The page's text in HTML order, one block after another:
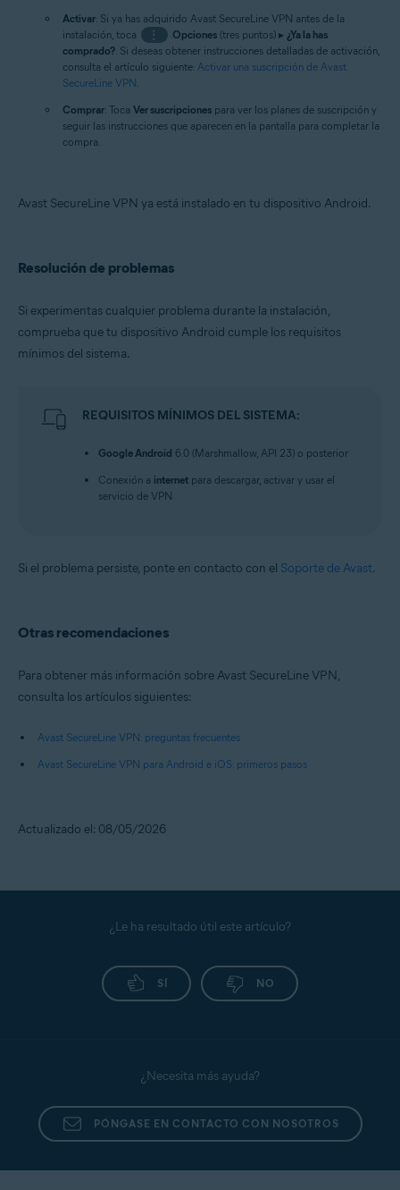
Activar: Si ya has adquirido Avast SecureLine VPN antes de la
instalación, toca
⋮ Opciones(tres puntos) ▸ ¿Ya la has
comprado? . Si deseas obtener instrucciones detalladas de activación,
consulta el artículo siguiente: Activar una suscripción de Avast
SecureLine VPN
Comprar: Toca Ver suscripciones para ver los planes de suscripción y
seguir las instrucciones que aparecen en la pantalla para completar la
compra.
Avast SecureLine VPN ya está instalado en tu dispositivo Android.
Resolución de problemas
Si experimentas cualquier problema durante la instalación,
comprueba que tu dispositivo Android cumple los requisitos
mínimos del sistema.
REQUISITOS MÍNIMOS DEL SISTEMA:
Google Android 6.0 (Marshmallow, API 23) o posterior
Conexión a internet para descargar, activar y usar el
servicio de VPN
Si el problema persiste, ponte en contacto con el Soporte de Avast.
Otras recomendaciones
Para obtener más información sobre Avast SecureLine VPN,
consulta los artículos siguientes:
Avast SecureLine VPN: preguntas frecuentes
Avast SecureLine VPN para Android e iOS: primeros pasos
Actualizado el: 08/05/2026
¿Le ha resultado útil este artículo?
SÍ NO
¿Necesita más ayuda?
PÓNGASE EN CONTACTO CON NOSOTROS